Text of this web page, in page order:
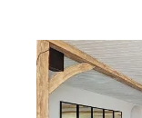
LE LANGON
179 m 2, 6
Ref : 1148